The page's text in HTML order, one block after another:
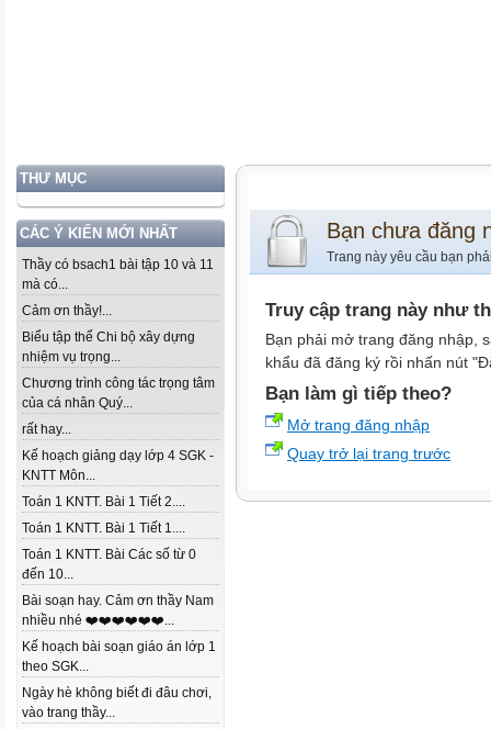
THƯ MỤC
CÁC Ý KIẾN MỚI NHẤT
Thầy có bsach1 bài tập 10 và 11
mà có...
Cảm ơn thầy!...
Biểu tập thể Chi bộ xây dựng
nhiệm vụ trọng...
Chương trình công tác trọng tâm
của cá nhân Quý...
rất hay...
Kế hoạch giảng dạy lớp 4 SGK -
KNTT Môn...
Toán 1 KNTT. Bài 1 Tiết 2....
Toán 1 KNTT. Bài 1 Tiết 1....
Toán 1 KNTT. Bài Các số từ 0
đến 10...
Bài soạn hay. Cảm ơn thầy Nam
nhiều nhé ❤️❤️❤️❤️❤️❤️...
Kế hoạch bài soạn giáo án lớp 1
theo SGK...
Ngày hè không biết đi đâu chơi,
vào trang thầy...
Bạn chưa đăng
Trang này yêu cầu bạn
Truy cập trang này như
Bạn phải mở trang đăng nhập,
khẩu đã đăng ký rồi nhấn nút
Bạn làm gì tiếp theo?
Mở trang đăng nhập
Quay trở lại trang trước